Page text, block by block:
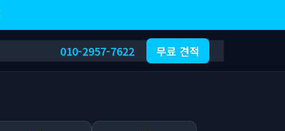
010-2957-7622 무료 견적